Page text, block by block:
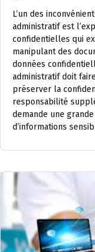
L’un des
administratif est
confidentielles qui
manipulant des
données
administratif doit
préserver la
responsabilité
demande une
d’informations